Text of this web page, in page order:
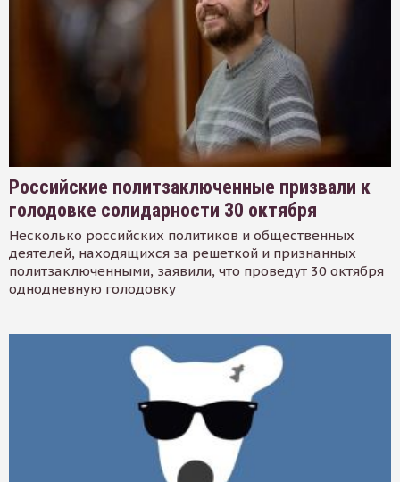
Российские политзаключенные призвали к
голодовке солидарности 30 октября
Несколько российских политиков и общественных
деятелей, находящихся за решеткой и признанных
политзаключенными, заявили, что проведут 30 октября
однодневную голодовку